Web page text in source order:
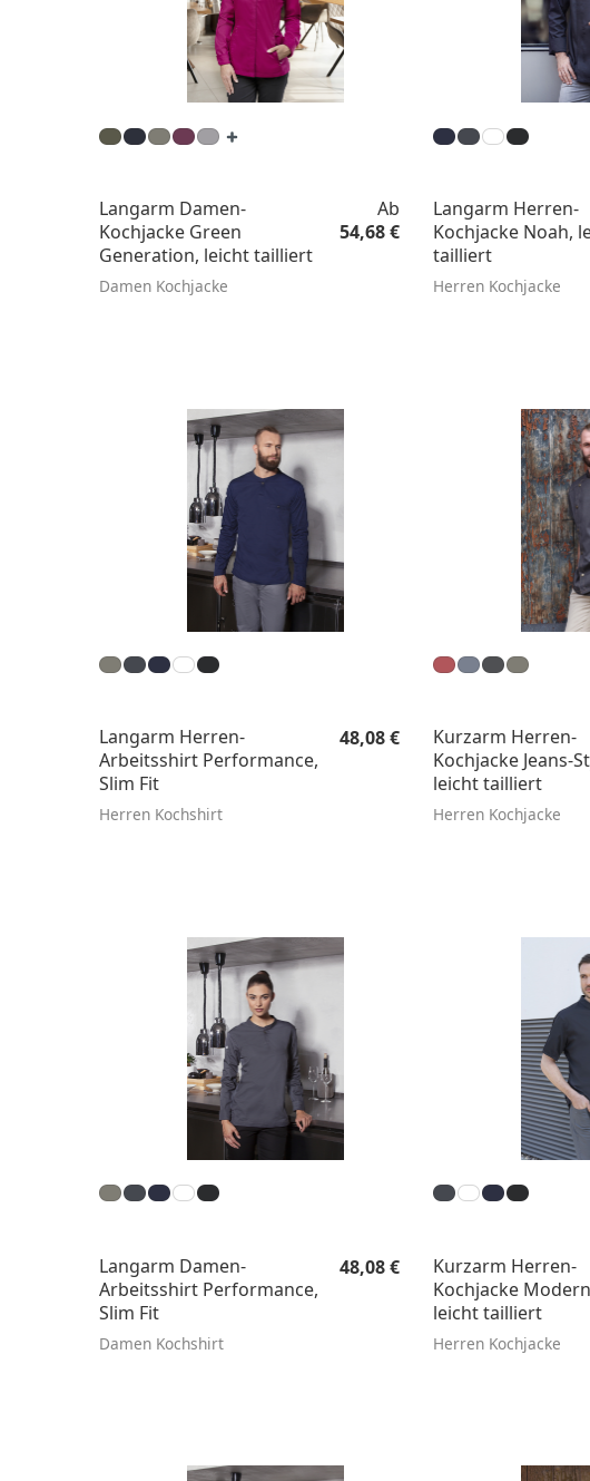
Langarm Damen-
Kochjacke Green
Generation, leicht tailliert
Damen Kochjacke
Regulärer Preis:
Ab
54,68 €
Langarm Herren-
Kochjacke Noah,
tailliert
Herren Kochjacke
Langarm Herren-
Arbeitsshirt Performance,
Slim Fit
Herren Kochshirt
Regulärer Preis:
48,08 €
Kurzarm Herren-
Kochjacke Jeans-
leicht tailliert
Herren Kochjacke
Langarm Damen-
Arbeitsshirt Performance,
Slim Fit
Damen Kochshirt
Regulärer Preis:
48,08 €
Kurzarm Herren-
Kochjacke
leicht tailliert
Herren Kochjacke